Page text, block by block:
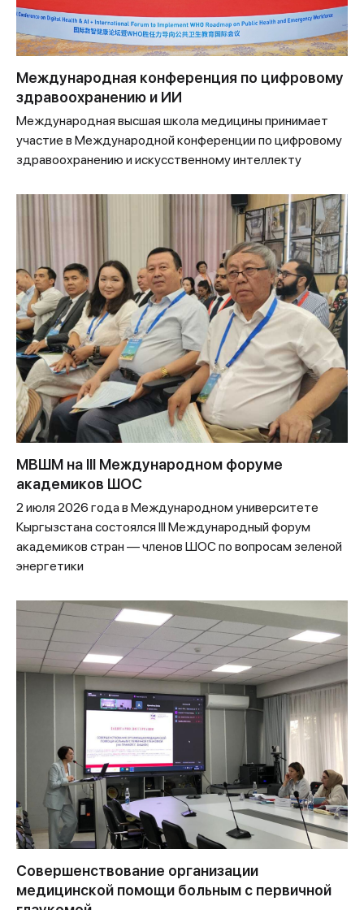
Международная конференция по цифровому
здравоохранению и ИИ
Международная высшая школа медицины принимает
участие в Международной конференции по цифровому
здравоохранению и искусственному интеллекту
МВШМ на III Международном форуме
академиков ШОС
2 июля 2026 года в Международном университете
Кыргызстана состоялся III Международный форум
академиков стран — членов ШОС по вопросам зеленой
энергетики
Совершенствование организации
медицинской помощи больным с первичной